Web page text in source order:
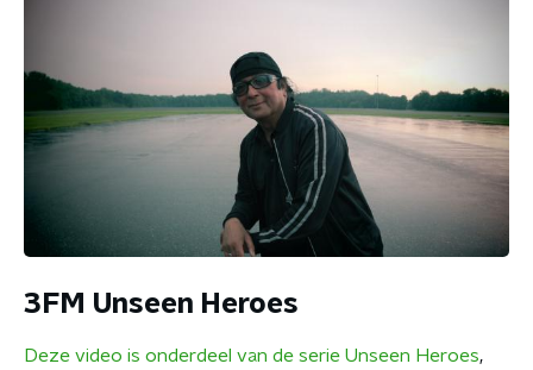
3FM Unseen Heroes
Deze video is onderdeel van de serie Unseen Heroes,